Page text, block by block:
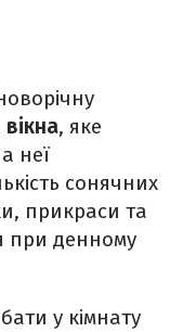
, яке
неї
сонячних
прикраси та
при денному
у кімнату